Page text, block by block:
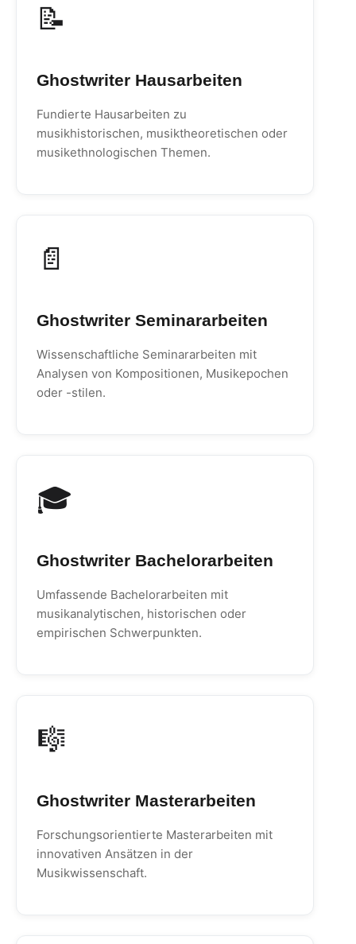
📝
Ghostwriter Hausarbeiten
Fundierte Hausarbeiten zu
musikhistorischen, musiktheoretischen oder
musikethnologischen Themen.
📄
Ghostwriter Seminararbeiten
Wissenschaftliche Seminararbeiten mit
Analysen von Kompositionen, Musikepochen
oder -stilen.
🎓
Ghostwriter Bachelorarbeiten
Umfassende Bachelorarbeiten mit
musikanalytischen, historischen oder
empirischen Schwerpunkten.
🎼
Ghostwriter Masterarbeiten
Forschungsorientierte Masterarbeiten mit
innovativen Ansätzen in der
Musikwissenschaft.